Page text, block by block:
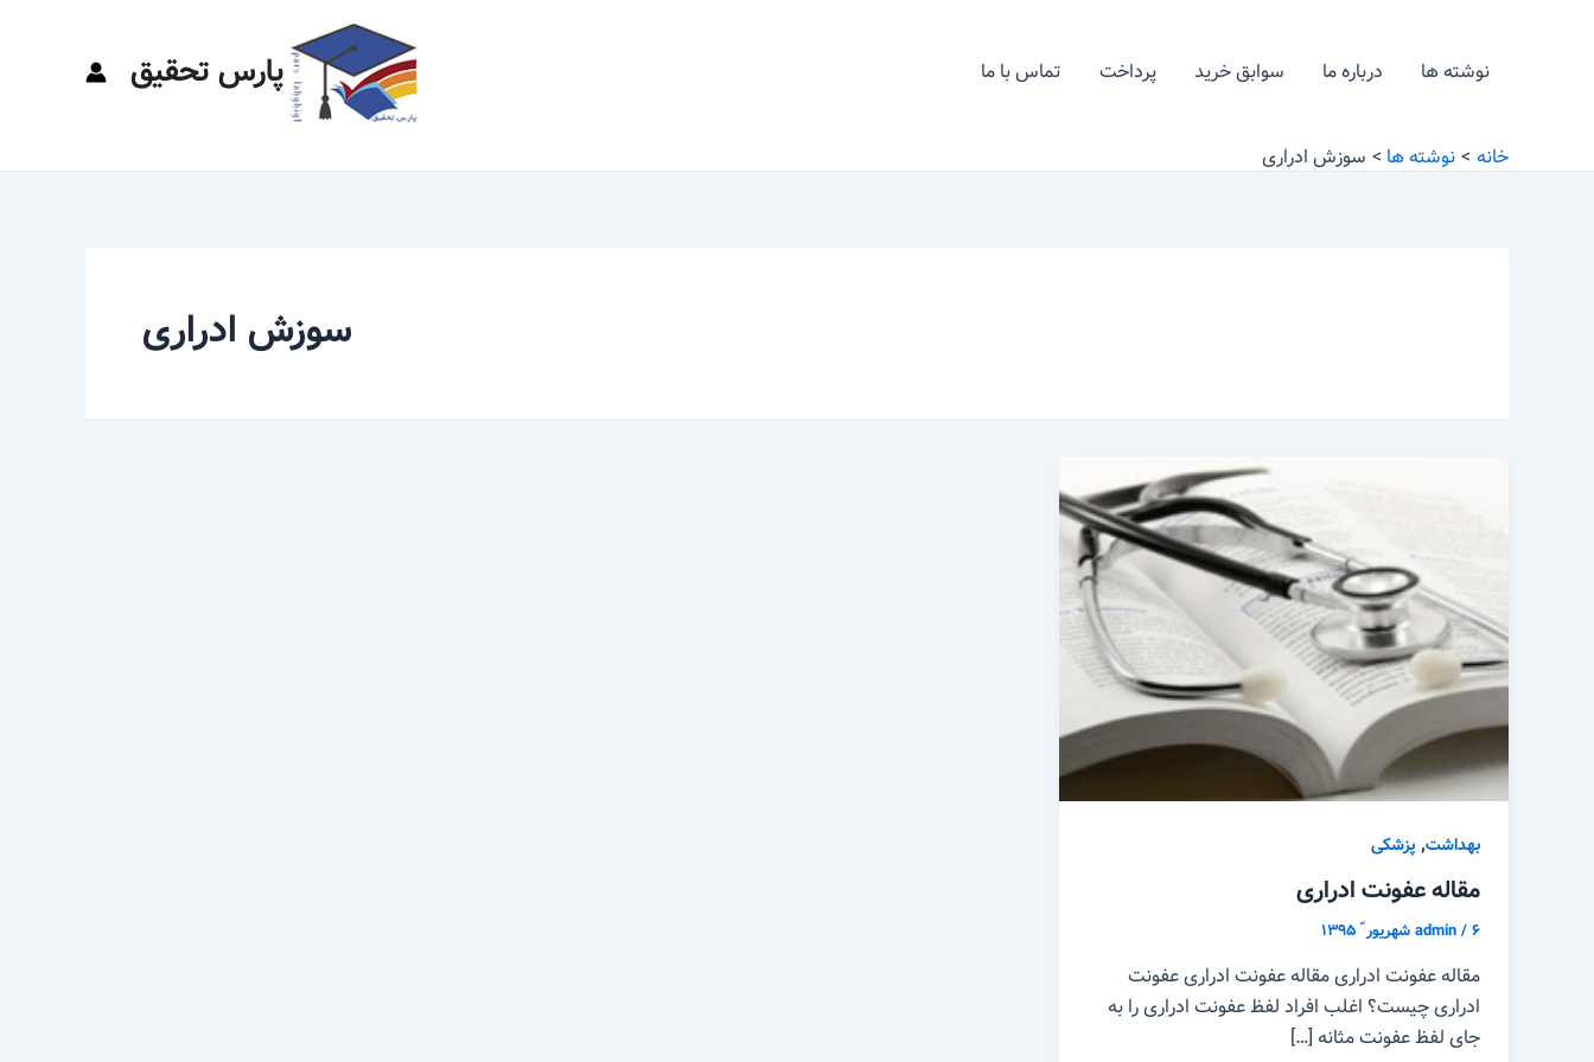
نوشته ها درباره ما سوابق خرید پرداخت تماس با ما پارس تحقیق
خانه نوشته ها سوزش ادراری
سوزش ادراری
بهداشت, پزشکی
مقاله عفونت ادراری
admin/۶ شهریور ّ ۱۳۹۵
مقاله عفونت ادراری مقاله عفونت ادراری عفونت
ادراری چیست؟ اغلب افراد لفظ عفونت ادراری را به
جای لفظ عفونت مثانه […]